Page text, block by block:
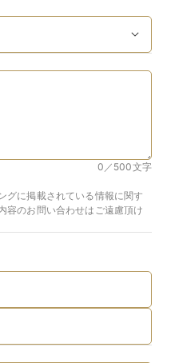
0／500文字
グに掲載されている情報に関す
容のお問い合わせはご遠慮頂け